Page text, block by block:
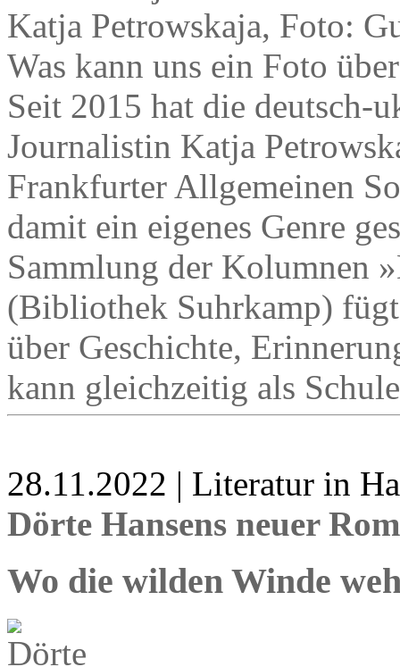
Katja Petrowskaja, Foto:
Was kann uns ein Foto
Seit 2015 hat die deutsch-
Journalistin Katja
Frankfurter Allgemeinen
damit ein eigenes Genre
Sammlung der Kolumnen
(Bibliothek Suhrkamp)
über Geschichte,
kann gleichzeitig als
28.11.2022 | Literatur in
Dörte Hansens neuer
Wo die wilden Winde